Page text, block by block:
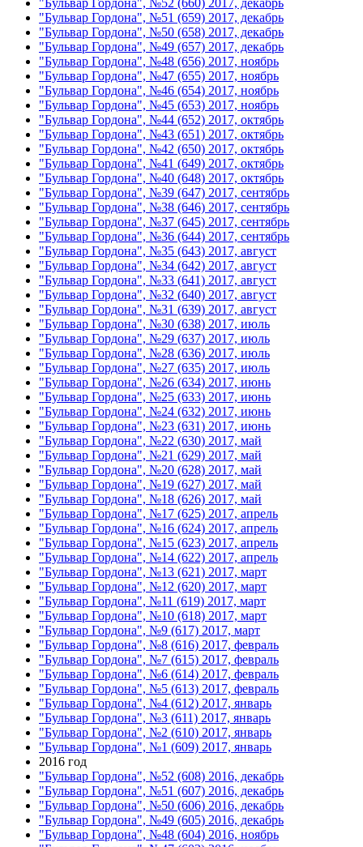
"Бульвар Гордона", №52 (660) 2017, декабрь
"Бульвар Гордона", №51 (659) 2017, декабрь
"Бульвар Гордона", №50 (658) 2017, декабрь
"Бульвар Гордона", №49 (657) 2017, декабрь
"Бульвар Гордона", №48 (656) 2017, ноябрь
"Бульвар Гордона", №47 (655) 2017, ноябрь
"Бульвар Гордона", №46 (654) 2017, ноябрь
"Бульвар Гордона", №45 (653) 2017, ноябрь
"Бульвар Гордона", №44 (652) 2017, октябрь
"Бульвар Гордона", №43 (651) 2017, октябрь
"Бульвар Гордона", №42 (650) 2017, октябрь
"Бульвар Гордона", №41 (649) 2017, октябрь
"Бульвар Гордона", №40 (648) 2017, октябрь
"Бульвар Гордона", №39 (647) 2017, сентябрь
"Бульвар Гордона", №38 (646) 2017, сентябрь
"Бульвар Гордона", №37 (645) 2017, сентябрь
"Бульвар Гордона", №36 (644) 2017, сентябрь
"Бульвар Гордона", №35 (643) 2017, август
"Бульвар Гордона", №34 (642) 2017, август
"Бульвар Гордона", №33 (641) 2017, август
"Бульвар Гордона", №32 (640) 2017, август
"Бульвар Гордона", №31 (639) 2017, август
"Бульвар Гордона", №30 (638) 2017, июль
"Бульвар Гордона", №29 (637) 2017, июль
"Бульвар Гордона", №28 (636) 2017, июль
"Бульвар Гордона", №27 (635) 2017, июль
"Бульвар Гордона", №26 (634) 2017, июнь
"Бульвар Гордона", №25 (633) 2017, июнь
"Бульвар Гордона", №24 (632) 2017, июнь
"Бульвар Гордона", №23 (631) 2017, июнь
"Бульвар Гордона", №22 (630) 2017, май
"Бульвар Гордона", №21 (629) 2017, май
"Бульвар Гордона", №20 (628) 2017, май
"Бульвар Гордона", №19 (627) 2017, май
"Бульвар Гордона", №18 (626) 2017, май
"Бульвар Гордона", №17 (625) 2017, апрель
"Бульвар Гордона", №16 (624) 2017, апрель
"Бульвар Гордона", №15 (623) 2017, апрель
"Бульвар Гордона", №14 (622) 2017, апрель
"Бульвар Гордона", №13 (621) 2017, март
"Бульвар Гордона", №12 (620) 2017, март
"Бульвар Гордона", №11 (619) 2017, март
"Бульвар Гордона", №10 (618) 2017, март
"Бульвар Гордона", №9 (617) 2017, март
"Бульвар Гордона", №8 (616) 2017, февраль
"Бульвар Гордона", №7 (615) 2017, февраль
"Бульвар Гордона", №6 (614) 2017, февраль
"Бульвар Гордона", №5 (613) 2017, февраль
"Бульвар Гордона", №4 (612) 2017, январь
"Бульвар Гордона", №3 (611) 2017, январь
"Бульвар Гордона", №2 (610) 2017, январь
"Бульвар Гордона", №1 (609) 2017, январь
2016 год
"Бульвар Гордона", №52 (608) 2016, декабрь
"Бульвар Гордона", №51 (607) 2016, декабрь
"Бульвар Гордона", №50 (606) 2016, декабрь
"Бульвар Гордона", №49 (605) 2016, декабрь
"Бульвар Гордона", №48 (604) 2016, ноябрь